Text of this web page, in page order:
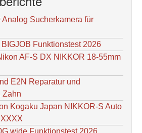
Sucherkamera für
Funktionstest 2026
AF-S DX NIKKOR 18-55mm
E2N Reparatur und
Zahn
Kogaku Japan NIKKOR-S Auto
wide Funktionstest 2026